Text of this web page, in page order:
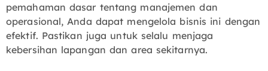
pemahaman dasar tentang manajemen dan
operasional, Anda dapat mengelola bisnis ini dengan
efektif. Pastikan juga untuk selalu menjaga
kebersihan lapangan dan area sekitarnya.